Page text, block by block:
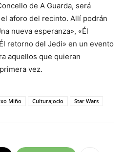
de A Guarda, será
aforo del recinto. Allí podrán
nueva esperanza», «Él
retorno del Jedi» en un evento
aquellos que quieran
vez.
Miño Cultura;ocio Star Wars